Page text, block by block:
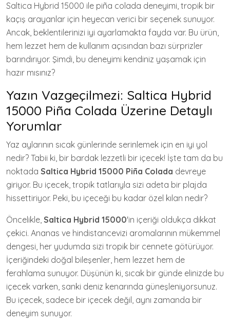
Saltica Hybrid 15000 ile piña colada deneyimi, tropik bir
kaçış arayanlar için heyecan verici bir seçenek sunuyor.
Ancak, beklentilerinizi iyi ayarlamakta fayda var. Bu ürün,
hem lezzet hem de kullanım açısından bazı sürprizler
barındırıyor. Şimdi, bu deneyimi kendiniz yaşamak için
hazır mısınız?
Yazın Vazgeçilmezi: Saltica Hybrid
15000 Piña Colada Üzerine Detaylı
Yorumlar
Yaz aylarının sıcak günlerinde serinlemek için en iyi yol
nedir? Tabii ki, bir bardak lezzetli bir içecek! İşte tam da bu
noktada Saltica Hybrid 15000 Piña Colada devreye
giriyor. Bu içecek, tropik tatlarıyla sizi adeta bir plajda
hissettiriyor. Peki, bu içeceği bu kadar özel kılan nedir?
Öncelikle, Saltica Hybrid 15000'in içeriği oldukça dikkat
çekici. Ananas ve hindistancevizi aromalarının mükemmel
dengesi, her yudumda sizi tropik bir cennete götürüyor.
İçeriğindeki doğal bileşenler, hem lezzet hem de
ferahlama sunuyor. Düşünün ki, sıcak bir günde elinizde bu
içecek varken, sanki deniz kenarında güneşleniyorsunuz.
Bu içecek, sadece bir içecek değil, aynı zamanda bir
deneyim sunuyor.